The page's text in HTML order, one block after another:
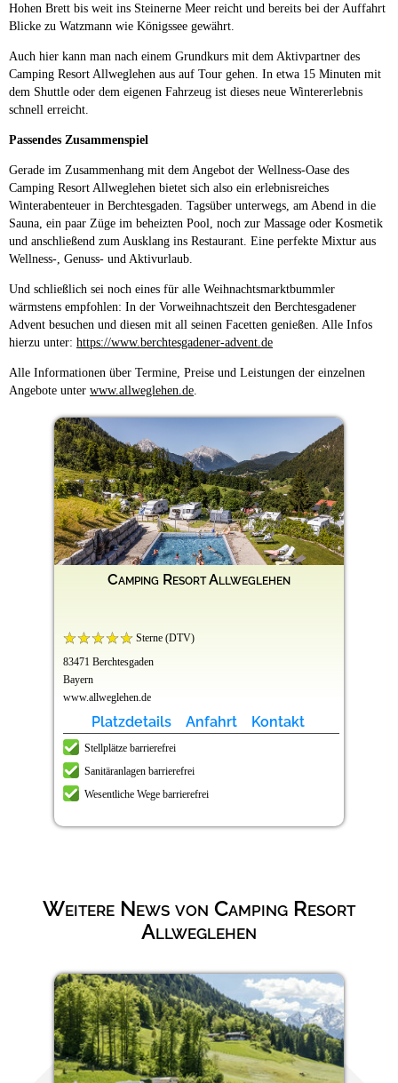
Hohen Brett bis weit ins Steinerne Meer reicht und bereits bei der Auffahrt
Blicke zu Watzmann wie Königssee gewährt.
Auch hier kann man nach einem Grundkurs mit dem Aktivpartner des
Camping Resort Allweglehen aus auf Tour gehen. In etwa 15 Minuten mit
dem Shuttle oder dem eigenen Fahrzeug ist dieses neue Wintererlebnis
schnell erreicht.
Passendes Zusammenspiel
Gerade im Zusammenhang mit dem Angebot der Wellness-Oase des
Camping Resort Allweglehen bietet sich also ein erlebnisreiches
Winterabenteuer in Berchtesgaden. Tagsüber unterwegs, am Abend in die
Sauna, ein paar Züge im beheizten Pool, noch zur Massage oder Kosmetik
und anschließend zum Ausklang ins Restaurant. Eine perfekte Mixtur aus
Wellness-, Genuss- und Aktivurlaub.
Und schließlich sei noch eines für alle Weihnachtsmarktbummler
wärmstens empfohlen: In der Vorweihnachtszeit den Berchtesgadener
Advent besuchen und diesen mit all seinen Facetten genießen. Alle Infos
hierzu unter: https://www.berchtesgadener-advent.de
Alle Informationen über Termine, Preise und Leistungen der einzelnen
Angebote unter www.allweglehen.de
Camping Resort Allweglehen
Sterne (DTV)
83471 Berchtesgaden
Bayern
www.allweglehen.de
Platzdetails Anfahrt Kontakt
Stellplätze barrierefrei
Sanitäranlagen barrierefrei
Wesentliche Wege barrierefrei
Weitere News von Camping Resort
Allweglehen